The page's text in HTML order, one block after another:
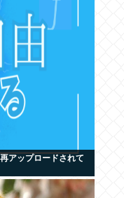
アップロードされて